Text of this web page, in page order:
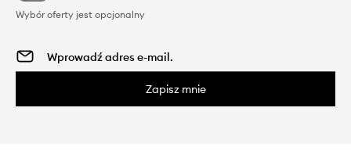
Wybór oferty jest opcjonalny
Zapisz mnie